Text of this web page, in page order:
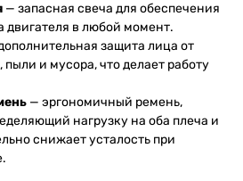
— запасная свеча для обеспечения
двигателя в любой момент.
защита лица от
и мусора, что делает работу
— эргономичный ремень,
нагрузку на оба плеча и
снижает усталость при